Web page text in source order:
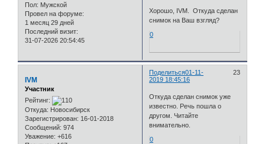
Пол: Мужской
Провел на форуме:
1 месяц 29 дней
Последний визит:
31-07-2026 20:54:45
Хорошо, IVM. Откуда сделан
снимок на Ваш взгляд?
0
Поделиться 23
01-11-
2019 18:45:16
IVM
Участник
Рейтинг:
Откуда: Новосибирск
Зарегистрирован: 16-01-2018
Сообщений: 974
Уважение: +616
Откуда сделан снимок уже
известно. Речь пошла о
другом. Читайте
внимательно.
0